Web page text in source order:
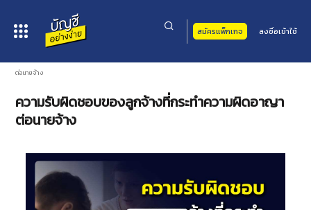
สมัครแพ็กเกจ ลงชื่อเข้าใช้
ต่อนายจ้าง
ความรับผิดชอบของลูกจ้างที่กระทำความผิดอาญา
ต่อนายจ้าง